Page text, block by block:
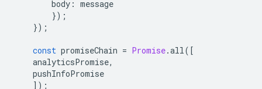
body : message
});
});
const promiseChain = Promise.all([
analyticsPromise,
pushInfoPromise
]);